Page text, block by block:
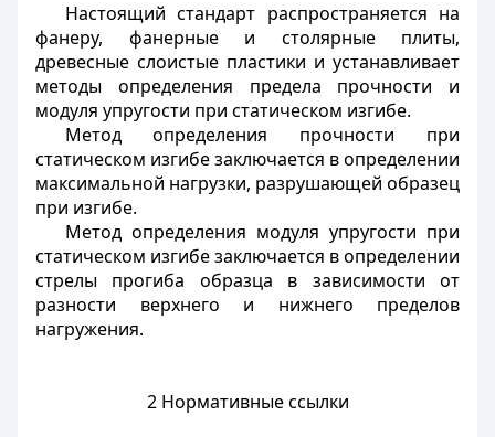
Настоящий стандарт распространяется на
фанеру, фанерные и столярные плиты,
древесные слоистые пластики и устанавливает
методы определения предела прочности и
модуля упругости при статическом изгибе.
Метод определения прочности при
статическом изгибе заключается в определении
максимальной нагрузки, разрушающей образец
при изгибе.
Метод определения модуля упругости при
статическом изгибе заключается в определении
стрелы прогиба образца в зависимости от
разности верхнего и нижнего пределов
нагружения.
2 Нормативные ссылки